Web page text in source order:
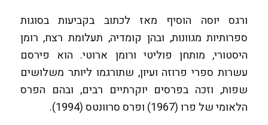
ורגס יוסה הוסיף מאז לכתוב בקביעות בסוגות
ספרותיות מגוונות, ובהן קומדיה, תעלומת רצח, רומן
היסטורי, מותחן פוליטי ורומן ארוטי. הוא פירסם
עשרות ספרי פרוזה ועיון, שתורגמו ליותר משלושים
שפות, וזכה בפרסים יוקרתיים רבים, ובהם הפרס
הלאומי של פרו (1967) ופרס סרוונטס (1994).